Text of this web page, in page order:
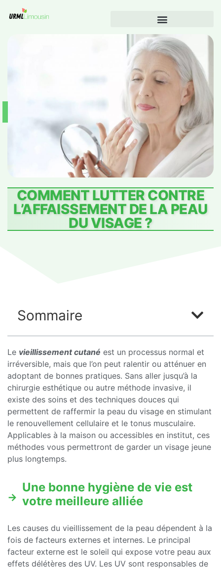
COMMENT LUTTER CONTRE
L’AFFAISSEMENT DE LA PEAU
DU VISAGE ?
Sommaire
Le vieillissement cutané est un processus normal et
irréversible, mais que l’on peut ralentir ou atténuer en
adoptant de bonnes pratiques. Sans aller jusqu’à la
chirurgie esthétique ou autre méthode invasive, il
existe des soins et des techniques douces qui
permettent de raffermir la peau du visage en stimulant
le renouvellement cellulaire et le tonus musculaire.
Applicables à la maison ou accessibles en institut, ces
méthodes vous permettront de garder un visage jeune
plus longtemps.
Une bonne hygiène de vie est
votre meilleure alliée
Les causes du vieillissement de la peau dépendent à la
fois de facteurs externes et internes. Le principal
facteur externe est le soleil qui expose votre peau aux
effets délétères des UV. Les UV sont responsables de